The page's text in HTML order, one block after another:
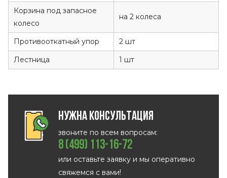
Корзина под запасное
колесо
на 2 колеса
Противооткатный упор
2 шт
Лестница
1 шт
Нужна консультация
звоните по всем вопросам:
8 (499) 113-16-72
или оставьте заявку и мы оперативно
свяжемся с вами!